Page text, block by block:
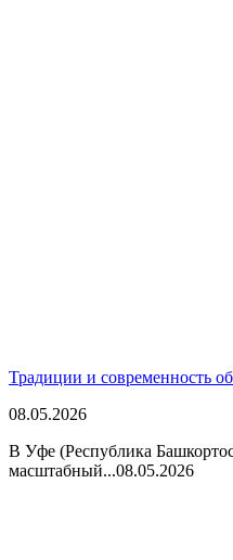
Традиции и современность
08.05.2026
В Уфе (Республика
масштабный...08.05.2026